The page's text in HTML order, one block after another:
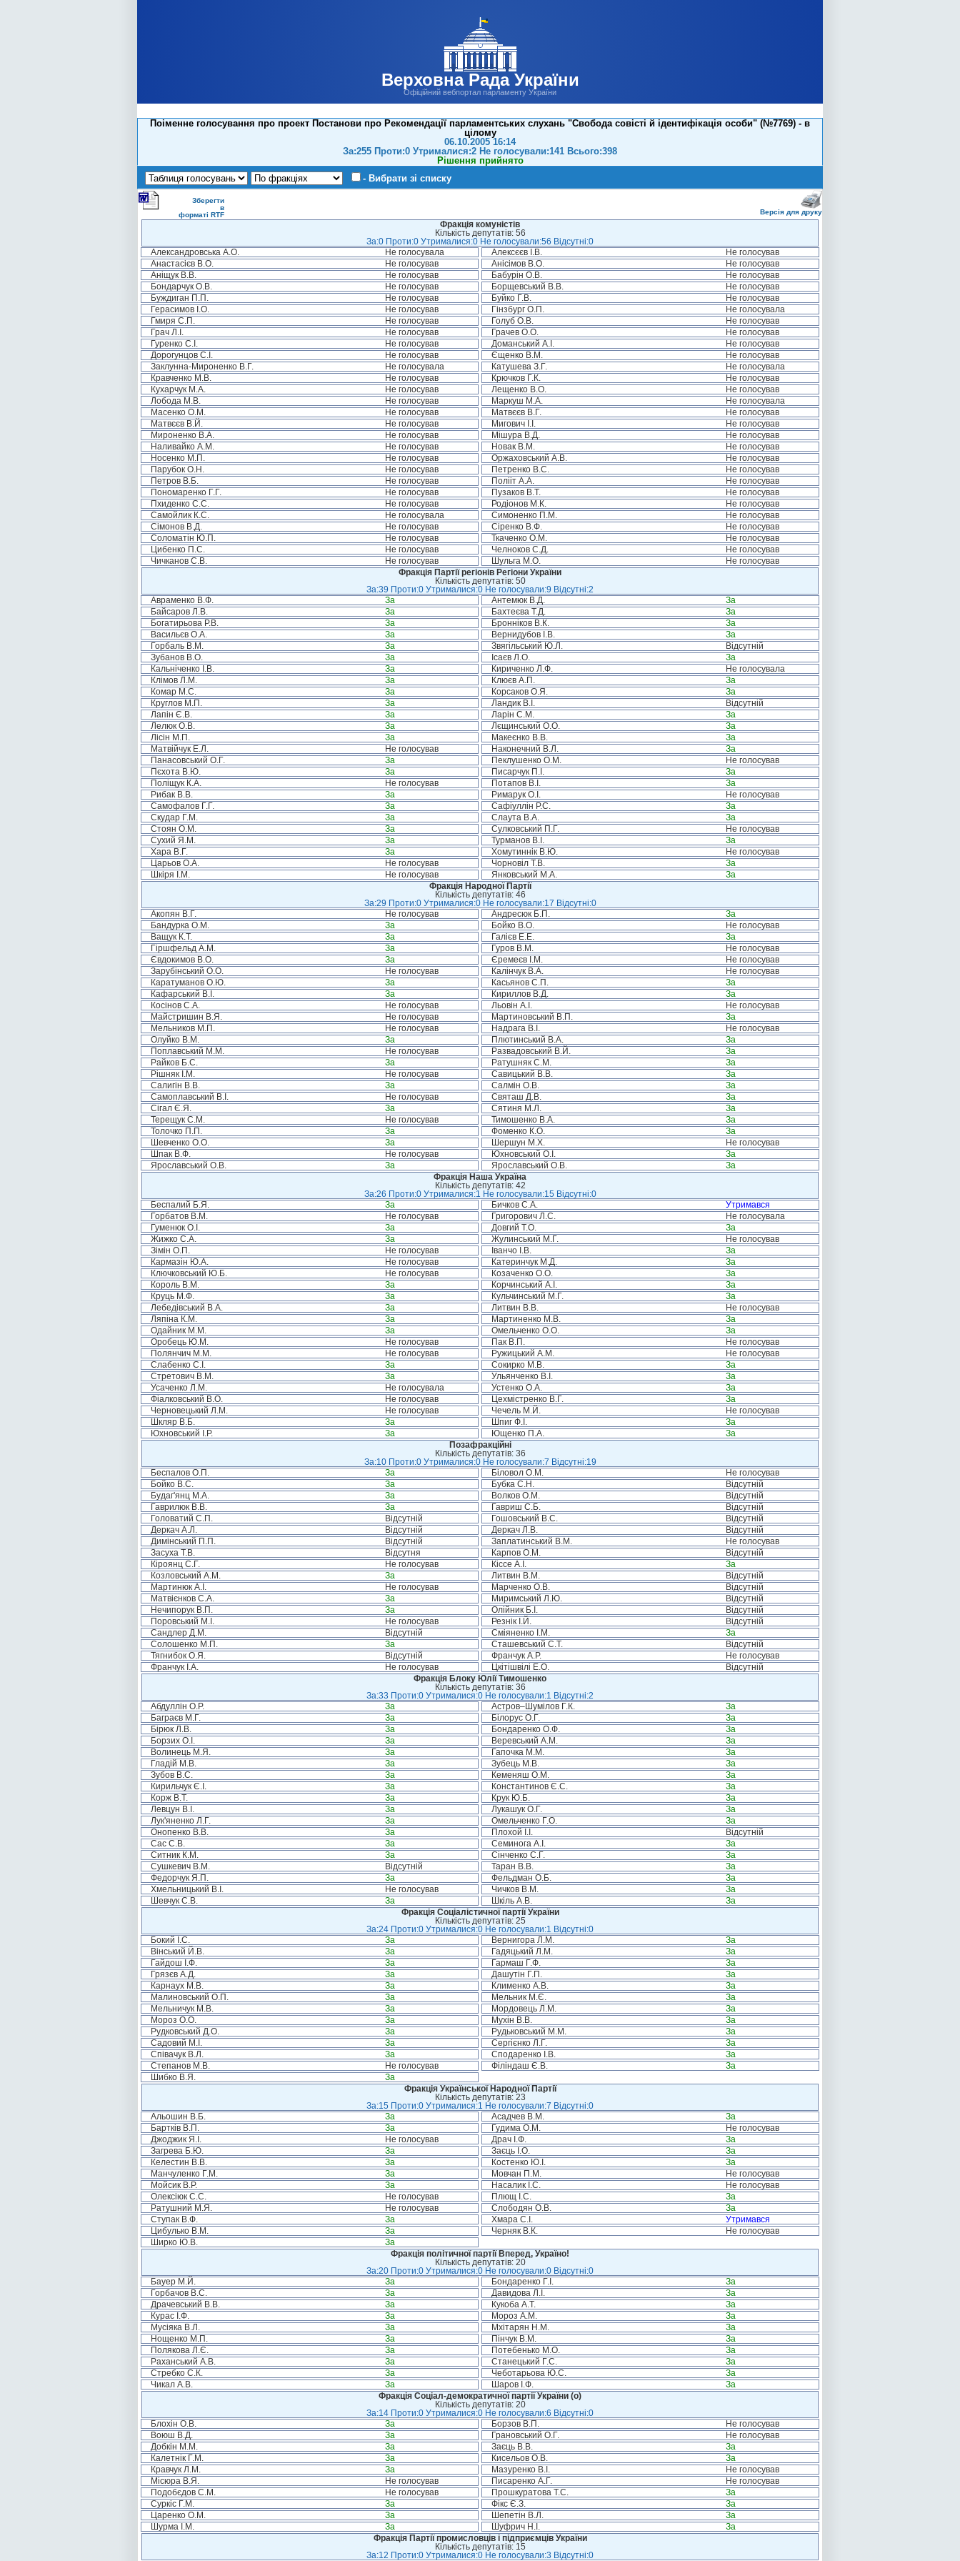
Верховна Рада України
Офіційний вебпортал парламенту України
Поіменне голосування про проект Постанови про Рекомендації парламентських слухань "Свобода совісті й ідентифікація особи" (№7769) - в
цілому
06.10.2005 16:14
За:255 Проти:0 Утрималися:2 Не голосували:141 Всього:398
Рішення прийнято
- Вибрати зі списку
Зберегти
в
форматі RTF
Версія для друку
Фракція комуністів
Кількість депутатів: 56
За:0 Проти:0 Утрималися:0 Не голосували:56 Відсутні:0
Александровська А.О.
Не голосувала Алексєєв І.В.
Не голосував
Анастасієв В.О.
Не голосував Анісімов В.О.
Не голосував
Аніщук В.В.
Не голосував Бабурін О.В.
Не голосував
Бондарчук О.В.
Не голосував Борщевський В.В.
Не голосував
Буждиган П.П.
Не голосував Буйко Г.В.
Не голосував
Герасимов І.О.
Не голосував Гінзбург О.П.
Не голосувала
Гмиря С.П.
Не голосував Голуб О.В.
Не голосував
Грач Л.І.
Не голосував Грачев О.О.
Не голосував
Гуренко С.І.
Не голосував Доманський А.І.
Не голосував
Дорогунцов С.І.
Не голосував Єщенко В.М.
Не голосував
Заклунна-Мироненко В.Г.
Не голосувала Катушева З.Г.
Не голосувала
Кравченко М.В.
Не голосував Крючков Г.К.
Не голосував
Кухарчук М.А.
Не голосував Лещенко В.О.
Не голосував
Лобода М.В.
Не голосував Маркуш М.А.
Не голосувала
Масенко О.М.
Не голосував Матвєєв В.Г.
Не голосував
Матвєєв В.Й.
Не голосував Мигович І.І.
Не голосував
Мироненко В.А.
Не голосував Мішура В.Д.
Не голосував
Наливайко А.М.
Не голосував Новак В.М.
Не голосував
Носенко М.П.
Не голосував Оржаховський А.В.
Не голосував
Парубок О.Н.
Не голосував Петренко В.С.
Не голосував
Петров В.Б.
Не голосував Полііт А.А.
Не голосував
Пономаренко Г.Г.
Не голосував Пузаков В.Т.
Не голосував
Пхиденко С.С.
Не голосував Родіонов М.К.
Не голосував
Самойлик К.С.
Не голосувала Симоненко П.М.
Не голосував
Сімонов В.Д.
Не голосував Сіренко В.Ф.
Не голосував
Соломатін Ю.П.
Не голосував Ткаченко О.М.
Не голосував
Цибенко П.С.
Не голосував Челноков С.Д.
Не голосував
Чичканов С.В.
Не голосував Шульга М.О.
Не голосував
Фракція Партії регіонів Регіони України
Кількість депутатів: 50
За:39 Проти:0 Утрималися:0 Не голосували:9 Відсутні:2
Авраменко В.Ф.
За Антемюк В.Д.
За
Байсаров Л.В.
За Бахтеєва Т.Д.
За
Богатирьова Р.В.
За Бронніков В.К.
За
Васильєв О.А.
За Вернидубов І.В.
За
Горбаль В.М.
За Звягільський Ю.Л.
Відсутній
Зубанов В.О.
За Ісаєв Л.О.
За
Кальніченко І.В.
За Кириченко Л.Ф.
Не голосувала
Клімов Л.М.
За Клюєв А.П.
За
Комар М.С.
За Корсаков О.Я.
За
Круглов М.П.
За Ландик В.І.
Відсутній
Лапін Є.В.
За Ларін С.М.
За
Лелюк О.В.
За Лєщинський О.О.
За
Лісін М.П.
За Макеєнко В.В.
За
Матвійчук Е.Л.
Не голосував Наконечний В.Л.
За
Панасовський О.Г.
За Пеклушенко О.М.
Не голосував
Пєхота В.Ю.
За Писарчук П.І.
За
Поліщук К.А.
Не голосував Потапов В.І.
За
Рибак В.В.
За Римарук О.І.
Не голосував
Самофалов Г.Г.
За Сафіуллін Р.С.
За
Скудар Г.М.
За Слаута В.А.
За
Стоян О.М.
За Сулковський П.Г.
Не голосував
Сухий Я.М.
За Турманов В.І.
За
Хара В.Г.
За Хомутиннік В.Ю.
Не голосував
Царьов О.А.
Не голосував Чорновіл Т.В.
За
Шкіря І.М.
Не голосував Янковський М.А.
За
Фракція Народної Партії
Кількість депутатів: 46
За:29 Проти:0 Утрималися:0 Не голосували:17 Відсутні:0
Акопян В.Г.
Не голосував Андресюк Б.П.
За
Бандурка О.М.
За Бойко В.О.
Не голосував
Ващук К.Т.
За Галієв Е.Е.
За
Гіршфельд А.М.
За Гуров В.М.
Не голосував
Євдокимов В.О.
За Єремеєв І.М.
Не голосував
Зарубінський О.О.
Не голосував Калінчук В.А.
Не голосував
Каратуманов О.Ю.
За Касьянов С.П.
За
Кафарський В.І.
За Кириллов В.Д.
За
Косінов С.А.
Не голосував Льовін А.І.
Не голосував
Майстришин В.Я.
Не голосував Мартиновський В.П.
За
Мельников М.П.
Не голосував Надрага В.І.
Не голосував
Олуйко В.М.
За Плютинський В.А.
За
Поплавський М.М.
Не голосував Развадовський В.Й.
За
Райков Б.С.
За Ратушняк С.М.
За
Рішняк І.М.
Не голосував Савицький В.В.
За
Салигін В.В.
За Салмін О.В.
За
Самоплавський В.І.
Не голосував Святаш Д.В.
За
Сігал Є.Я.
За Сятиня М.Л.
За
Терещук С.М.
Не голосував Тимошенко В.А.
За
Толочко П.П.
За Фоменко К.О.
За
Шевченко О.О.
За Шершун М.Х.
Не голосував
Шпак В.Ф.
Не голосував Юхновський О.І.
За
Ярославський О.В.
За Ярославський О.В.
За
Фракція Наша Україна
Кількість депутатів: 42
За:26 Проти:0 Утрималися:1 Не голосували:15 Відсутні:0
Беспалий Б.Я.
За Бичков С.А.
Утримався
Горбатов В.М.
Не голосував Григорович Л.С.
Не голосувала
Гуменюк О.І.
За Довгий Т.О.
За
Жижко С.А.
За Жулинський М.Г.
Не голосував
Зімін О.П.
Не голосував Іванчо І.В.
За
Кармазін Ю.А.
Не голосував Катеринчук М.Д.
За
Ключковський Ю.Б.
Не голосував Козаченко О.О.
За
Король В.М.
За Корчинський А.І.
За
Круць М.Ф.
За Кульчинський М.Г.
За
Лебедівський В.А.
За Литвин В.В.
Не голосував
Ляпіна К.М.
За Мартиненко М.В.
За
Одайник М.М.
За Омельченко О.О.
За
Оробець Ю.М.
Не голосував Пак В.П.
Не голосував
Полянчич М.М.
Не голосував Ружицький А.М.
Не голосував
Слабенко С.І.
За Сокирко М.В.
За
Стретович В.М.
За Ульянченко В.І.
За
Усаченко Л.М.
Не голосувала Устенко О.А.
За
Фіалковський В.О.
Не голосував Цехмістренко В.Г.
За
Черновецький Л.М.
Не голосував Чечель М.Й.
Не голосував
Шкляр В.Б.
За Шпиг Ф.І.
За
Юхновський І.Р.
За Ющенко П.А.
За
Позафракційні
Кількість депутатів: 36
За:10 Проти:0 Утрималися:0 Не голосували:7 Відсутні:19
Беспалов О.П.
За Біловол О.М.
Не голосував
Бойко В.С.
За Бубка С.Н.
Відсутній
Будаг'янц М.А.
За Волков О.М.
Відсутній
Гаврилюк В.В.
За Гавриш С.Б.
Відсутній
Головатий С.П.
Відсутній Гошовський В.С.
Відсутній
Деркач А.Л.
Відсутній Деркач Л.В.
Відсутній
Димінський П.П.
Відсутній Заплатинський В.М.
Не голосував
Засуха Т.В.
Відсутня Карпов О.М.
Відсутній
Кіроянц С.Г.
Не голосував Кіссе А.І.
За
Козловський А.М.
За Литвин В.М.
Відсутній
Мартинюк А.І.
Не голосував Марченко О.В.
Відсутній
Матвієнков С.А.
За Миримський Л.Ю.
Відсутній
Нечипорук В.П.
За Олійник Б.І.
Відсутній
Поровський М.І.
Не голосував Резнік І.Й.
Відсутній
Сандлер Д.М.
Відсутній Сміяненко І.М.
За
Солошенко М.П.
За Сташевський С.Т.
Відсутній
Тягнибок О.Я.
Відсутній Франчук А.Р.
Не голосував
Франчук І.А.
Не голосував Цкітішвілі Е.О.
Відсутній
Фракція Блоку Юлії Тимошенко
Кількість депутатів: 36
За:33 Проти:0 Утрималися:0 Не голосували:1 Відсутні:2
Абдуллін О.Р.
За Астров–Шумілов Г.К.
За
Баграєв М.Г.
За Білорус О.Г.
За
Бірюк Л.В.
За Бондаренко О.Ф.
За
Борзих О.І.
За Веревський А.М.
За
Волинець М.Я.
За Гапочка М.М.
За
Гладій М.В.
За Зубець М.В.
За
Зубов В.С.
За Кеменяш О.М.
За
Кирильчук Є.І.
За Константинов Є.С.
За
Корж В.Т.
За Крук Ю.Б.
За
Левцун В.І.
За Лукашук О.Г.
За
Лук'яненко Л.Г.
За Омельченко Г.О.
За
Онопенко В.В.
За Плохой І.І.
Відсутній
Сас С.В.
За Семинога А.І.
За
Ситник К.М.
За Сінченко С.Г.
За
Сушкевич В.М.
Відсутній Таран В.В.
За
Федорчук Я.П.
За Фельдман О.Б.
За
Хмельницький В.І.
Не голосував Чичков В.М.
За
Шевчук С.В.
За Шкіль А.В.
За
Фракція Соціалістичної партії України
Кількість депутатів: 25
За:24 Проти:0 Утрималися:0 Не голосували:1 Відсутні:0
Бокий І.С.
За Вернигора Л.М.
За
Вінський Й.В.
За Гадяцький Л.М.
За
Гайдош І.Ф.
За Гармаш Г.Ф.
За
Грязєв А.Д.
За Дашутін Г.П.
За
Карнаух М.В.
За Клименко А.В.
За
Малиновський О.П.
За Мельник М.Є.
За
Мельничук М.В.
За Мордовець Л.М.
За
Мороз О.О.
За Мухін В.В.
За
Рудковський Д.О.
За Рудьковський М.М.
За
Садовий М.І.
За Сергієнко Л.Г.
За
Співачук В.Л.
За Сподаренко І.В.
За
Степанов М.В.
Не голосував Філіндаш Є.В.
За
Шибко В.Я.
За
Фракція Української Народної Партії
Кількість депутатів: 23
За:15 Проти:0 Утрималися:1 Не голосували:7 Відсутні:0
Альошин В.Б.
За Асадчев В.М.
За
Бартків В.П.
За Гудима О.М.
Не голосував
Джоджик Я.І.
Не голосував Драч І.Ф.
За
Загрева Б.Ю.
За Заєць І.О.
За
Келестин В.В.
За Костенко Ю.І.
За
Манчуленко Г.М.
За Мовчан П.М.
Не голосував
Мойсик В.Р.
За Насалик І.С.
Не голосував
Олексіюк С.С.
Не голосував Плющ І.С.
За
Ратушний М.Я.
Не голосував Слободян О.В.
За
Ступак В.Ф.
За Хмара С.І.
Утримався
Цибулько В.М.
За Черняк В.К.
Не голосував
Ширко Ю.В.
За
Фракція політичної партії Вперед, Україно!
Кількість депутатів: 20
За:20 Проти:0 Утрималися:0 Не голосували:0 Відсутні:0
Бауер М.Й.
За Бондаренко Г.І.
За
Горбачов В.С.
За Давидова Л.І.
За
Драчевський В.В.
За Кукоба А.Т.
За
Курас І.Ф.
За Мороз А.М.
За
Мусіяка В.Л.
За Мхітарян Н.М.
За
Нощенко М.П.
За Пінчук В.М.
За
Полякова Л.Є.
За Потебенько М.О.
За
Раханський А.В.
За Станецький Г.С.
За
Стребко С.К.
За Чеботарьова Ю.С.
За
Чикал А.В.
За Шаров І.Ф.
За
Фракція Соціал-демократичної партії України (о)
Кількість депутатів: 20
За:14 Проти:0 Утрималися:0 Не голосували:6 Відсутні:0
Блохін О.В.
За Борзов В.П.
Не голосував
Воюш В.Д.
За Грановський О.Г.
Не голосував
Добкін М.М.
За Заєць В.В.
За
Калетнік Г.М.
За Кисельов О.В.
За
Кравчук Л.М.
За Мазуренко В.І.
Не голосував
Місюра В.Я.
Не голосував Писаренко А.Г.
Не голосував
Подобєдов С.М.
Не голосував Прошкуратова Т.С.
За
Суркіс Г.М.
За Фікс Є.З.
За
Царенко О.М.
За Шепетін В.Л.
За
Шурма І.М.
За Шуфрич Н.І.
За
Фракція Партії промисловців і підприємців України
Кількість депутатів: 15
За:12 Проти:0 Утрималися:0 Не голосували:3 Відсутні:0